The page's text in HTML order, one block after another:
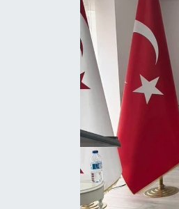
GÜNDEM
GÜNEY KIBRIS
İÇ HABERLER
KÜLTÜR SANAT
LEFKOŞA